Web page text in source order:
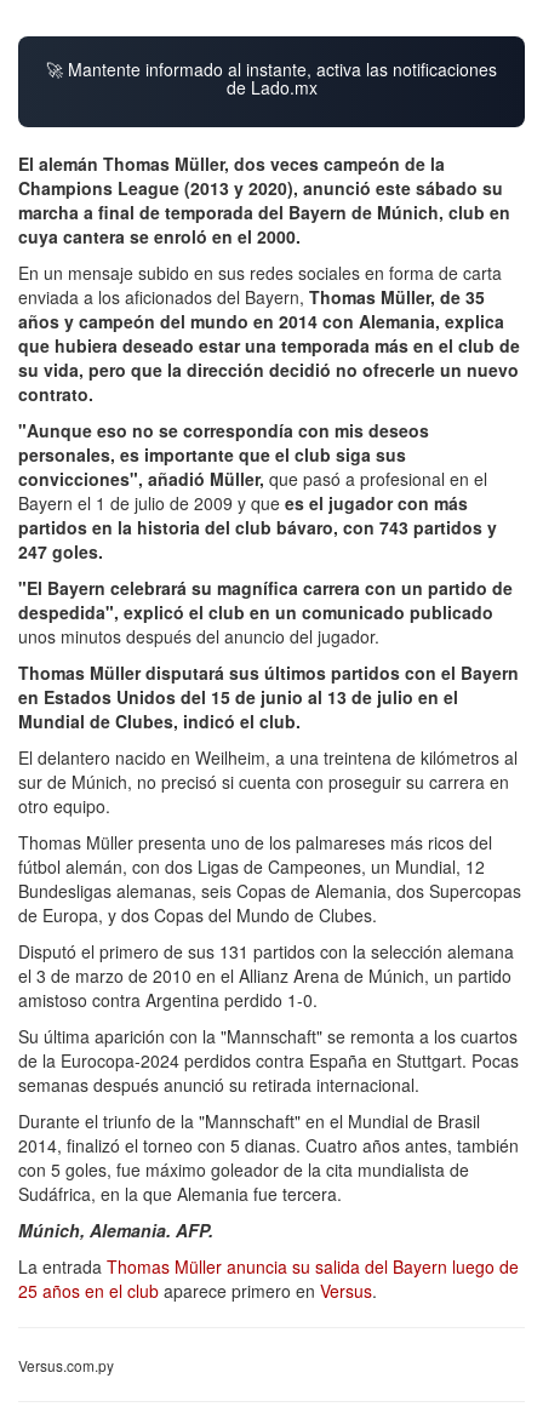
🚀 Mantente informado al instante, activa las notificaciones
de Lado.mx
El alemán Thomas Müller, dos veces campeón de la
Champions League (2013 y 2020), anunció este sábado su
marcha a final de temporada del Bayern de Múnich, club en
cuya cantera se enroló en el 2000.
En un mensaje subido en sus redes sociales en forma de carta
enviada a los aficionados del Bayern, Thomas Müller, de 35
años y campeón del mundo en 2014 con Alemania, explica
que hubiera deseado estar una temporada más en el club de
su vida, pero que la dirección decidió no ofrecerle un nuevo
contrato.
"Aunque eso no se correspondía con mis deseos
personales, es importante que el club siga sus
convicciones", añadió Müller, que pasó a profesional en el
Bayern el 1 de julio de 2009 y que es el jugador con más
partidos en la historia del club bávaro, con 743 partidos y
247 goles.
"El Bayern celebrará su magnífica carrera con un partido de
despedida", explicó el club en un comunicado publicado
unos minutos después del anuncio del jugador.
Thomas Müller disputará sus últimos partidos con el Bayern
en Estados Unidos del 15 de junio al 13 de julio en el
Mundial de Clubes, indicó el club.
El delantero nacido en Weilheim, a una treintena de kilómetros al
sur de Múnich, no precisó si cuenta con proseguir su carrera en
otro equipo.
Thomas Müller presenta uno de los palmareses más ricos del
fútbol alemán, con dos Ligas de Campeones, un Mundial, 12
Bundesligas alemanas, seis Copas de Alemania, dos Supercopas
de Europa, y dos Copas del Mundo de Clubes.
Disputó el primero de sus 131 partidos con la selección alemana
el 3 de marzo de 2010 en el Allianz Arena de Múnich, un partido
amistoso contra Argentina perdido 1-0.
Su última aparición con la "Mannschaft" se remonta a los cuartos
de la Eurocopa-2024 perdidos contra España en Stuttgart. Pocas
semanas después anunció su retirada internacional.
Durante el triunfo de la "Mannschaft" en el Mundial de Brasil
2014, finalizó el torneo con 5 dianas. Cuatro años antes, también
con 5 goles, fue máximo goleador de la cita mundialista de
Sudáfrica, en la que Alemania fue tercera.
Múnich, Alemania. AFP.
La entrada Thomas Müller anuncia su salida del Bayern luego de
25 años en el club aparece primero en Versus.
Versus.com.py